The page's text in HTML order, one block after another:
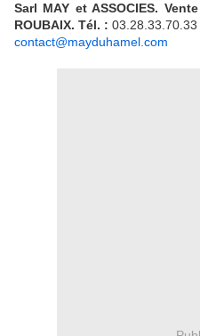
Sarl MAY et ASSOCIES.
ROUBAIX. Tél. : 03.28.33.70.33
contact@mayduhamel.com